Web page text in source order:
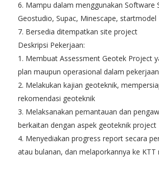
6. Mampu dalam menggunakan Software
Geostudio, Supac, Minescape, startmodel
7. Bersedia ditempatkan site project
Deskripsi Pekerjaan:
1. Membuat Assessment Geotek Project
plan maupun operasional dalam
2. Melakukan kajian geoteknik,
rekomendasi geoteknik
3. Melaksanakan pemantauan dan
berkaitan dengan aspek geoteknik project
4. Menyediakan progress report secara
atau bulanan, dan melaporkannya ke